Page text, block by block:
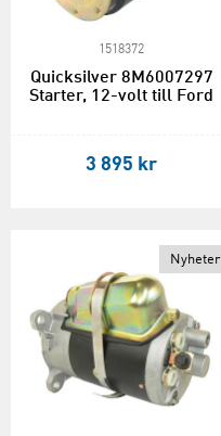
1518372
Quicksilver 8M6007297
Starter, 12-volt till Ford
3 895 kr
Nyheter